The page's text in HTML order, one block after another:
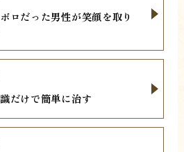
ロだった男性が笑顔を取り
だけで簡単に治す